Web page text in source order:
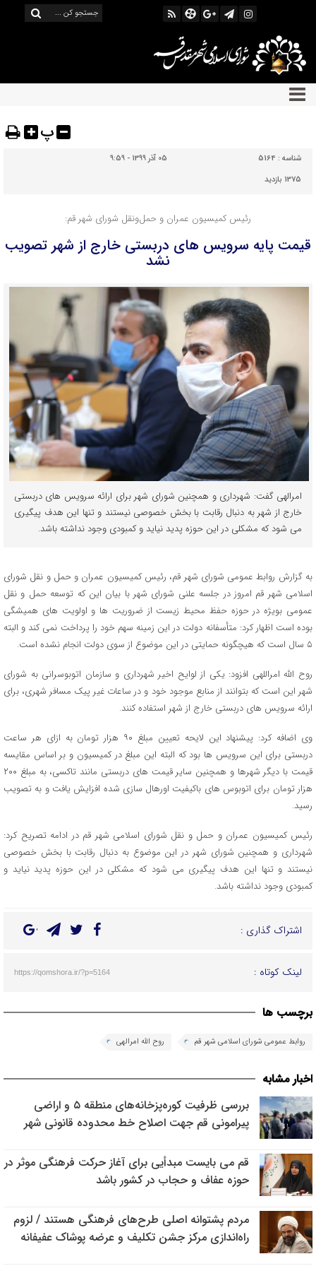
پ
شناسه : 5164
05 آذر 1399 - 9:59
1375 بازدید
رئیس کمیسیون عمران و حمل‌ونقل شورای شهر قم:
قیمت پایه سرویس های دربستی خارج از شهر تصویب
نشد
امرالهی گفت: شهرداری و همچنین شورای شهر برای ارائه سرویس های دربستی
خارج از شهر به دنبال رقابت با بخش خصوصی نیستند و تنها این هدف پیگیری
می شود که مشکلی در این حوزه پدید نیاید و کمبودی وجود نداشته باشد.
به گزارش روابط عمومی شورای شهر قم، رئیس کمیسیون عمران و حمل و نقل شورای
اسلامی شهر قم امروز در جلسه علنی شورای شهر با بیان این که توسعه حمل و نقل
عمومی بویژه در حوزه حفظ محیط زیست از ضروریت ها و اولویت های همیشگی
بوده است اظهار کرد: متأسفانه دولت در این زمینه سهم خود را پرداخت نمی کند و البته
۵ سال است که هیچگونه حمایتی در این موضوع از سوی دولت انجام نشده است.
روح الله امراللهی افزود: یکی از لوایح اخیر شهرداری و سازمان اتوبوسرانی به شورای
شهر این است که بتوانند از منابع موجود خود و در ساعات غیر پیک مسافر شهری، برای
ارائه سرویس های دربستی خارج از شهر استفاده کنند.
وی اضافه کرد: پیشنهاد این لایحه تعیین مبلغ ۹۰ هزار تومان به ازای هر ساعت
دربستی برای این سرویس ها بود که البته این مبلغ در کمیسیون و بر اساس مقایسه
قیمت با دیگر شهرها و همچنین سایر قیمت های دربستی مانند تاکسی، به مبلغ ۲۰۰
هزار تومان برای اتوبوس های باکیفیت اورهال سازی شده افزایش یافت و به تصویب
رسید.
رئیس کمیسیون عمران و حمل و نقل شورای اسلامی شهر قم در ادامه تصریح کرد:
شهرداری و همچنین شورای شهر در این موضوع به دنبال رقابت با بخش خصوصی
نیستند و تنها این هدف پیگیری می شود که مشکلی در این حوزه پدید نیاید و
کمبودی وجود نداشته باشد.
اشتراک گذاری :
لینک کوتاه : https://qomshora.ir/?p=5164
برچسب ها
روابط عمومی شورای اسلامی شهر قم روح الله امرالهی
اخبار مشابه
بررسی ظرفیت کوره‌پزخانه‌های منطقه ۵ و اراضی
پیرامونی قم جهت اصلاح خط محدوده قانونی شهر
قم می بایست مبدأیی برای آغاز حرکت فرهنگی موثر در
حوزه عفاف و حجاب در کشور باشد
مردم پشتوانه اصلی طرح‌های فرهنگی هستند / لزوم
راه‌اندازی مرکز جشن تکلیف و عرضه پوشاک عفیفانه